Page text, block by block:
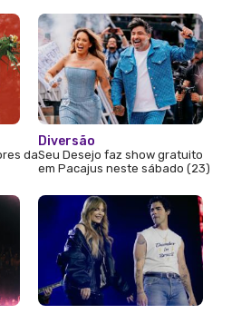
da
Diversão
Seu Desejo faz show gratuito
em Pacajus neste sábado (23)